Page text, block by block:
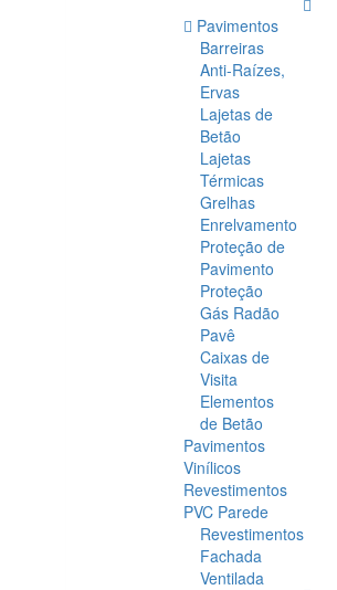
Pavimentos
Barreiras
Anti-Raízes,
Ervas
Lajetas de
Betão
Lajetas
Térmicas
Grelhas
Enrelvamento
Proteção de
Pavimento
Proteção
Gás Radão
Pavê
Caixas de
Visita
Elementos
de Betão
Pavimentos
Vinílicos
Revestimentos
PVC Parede
Revestimentos
Fachada
Ventilada